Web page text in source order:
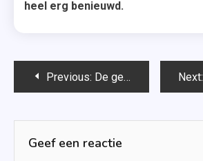
heel erg benieuwd.
Bericht
Previous: De geheime bed & breakfast – Federica Brunini Next:
Geef een reactie